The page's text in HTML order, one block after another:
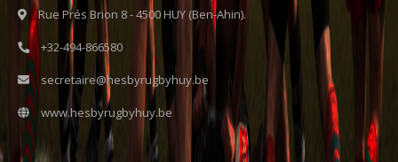
Rue Prés Brion 8 - 4500 HUY (Ben-Ahin).
+32-494-866580
secretaire@hesbyrugbyhuy.be
www.hesbyrugbyhuy.be